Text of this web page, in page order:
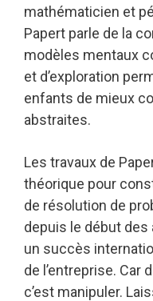
mathématicien et
Papert parle de la
modèles mentaux
et d’exploration
enfants de mieux
abstraites.
Les travaux de
théorique pour
de résolution de
depuis le début
un succès
de l’entreprise. Car
c’est manipuler.